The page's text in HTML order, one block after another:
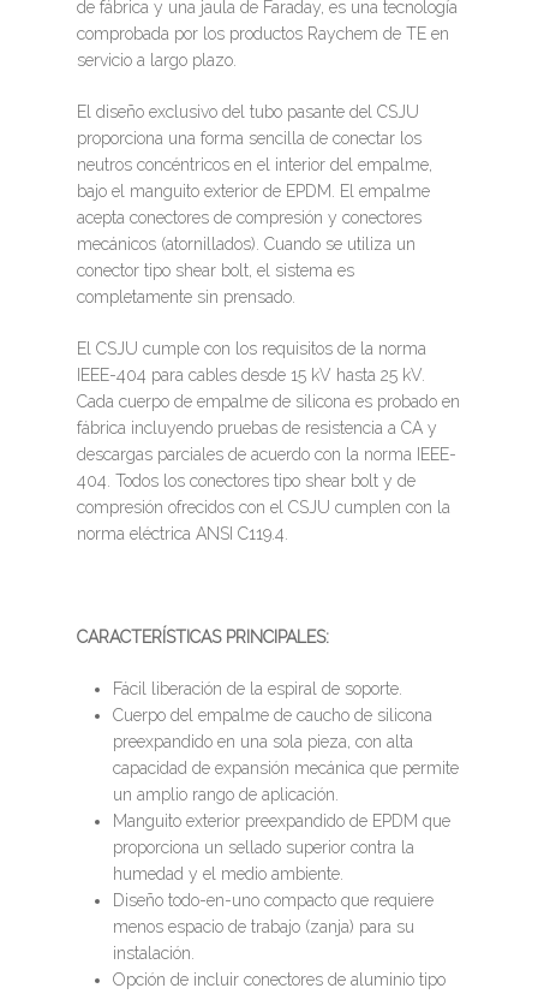
de fábrica y una jaula de Faraday, es una tecnología
comprobada por los productos Raychem de TE en
servicio a largo plazo.
El diseño exclusivo del tubo pasante del CSJU
proporciona una forma sencilla de conectar los
neutros concéntricos en el interior del empalme,
bajo el manguito exterior de EPDM. El empalme
acepta conectores de compresión y conectores
mecánicos (atornillados). Cuando se utiliza un
conector tipo shear bolt, el sistema es
completamente sin prensado.
El CSJU cumple con los requisitos de la norma
IEEE-404 para cables desde 15 kV hasta 25 kV.
Cada cuerpo de empalme de silicona es probado en
fábrica incluyendo pruebas de resistencia a CA y
descargas parciales de acuerdo con la norma IEEE-
404. Todos los conectores tipo shear bolt y de
compresión ofrecidos con el CSJU cumplen con la
norma eléctrica ANSI C119.4.
CARACTERÍSTICAS PRINCIPALES:
Fácil liberación de la espiral de soporte.
Cuerpo del empalme de caucho de silicona
preexpandido en una sola pieza, con alta
capacidad de expansión mecánica que permite
un amplio rango de aplicación.
Manguito exterior preexpandido de EPDM que
proporciona un sellado superior contra la
humedad y el medio ambiente.
Diseño todo-en-uno compacto que requiere
menos espacio de trabajo (zanja) para su
instalación.
Opción de incluir conectores de aluminio tipo